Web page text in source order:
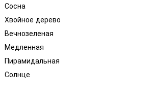
Сосна
Хвойное дерево
Вечнозеленая
Медленная
Пирамидальная
Солнце